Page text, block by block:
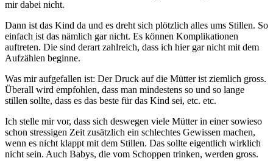
mir dabei nicht.
Dann ist das Kind da und es dreht sich plötzlich alles ums Stillen. So
einfach ist das nämlich gar nicht. Es können Komplikationen
auftreten. Die sind derart zahlreich, dass ich hier gar nicht mit dem
Aufzählen beginne.
Was mir aufgefallen ist: Der Druck auf die Mütter ist ziemlich gross.
Überall wird empfohlen, dass man mindestens so und so lange
stillen sollte, dass es das beste für das Kind sei, etc. etc.
Ich stelle mir vor, dass sich deswegen viele Mütter in einer sowieso
schon stressigen Zeit zusätzlich ein schlechtes Gewissen machen,
wenn es nicht klappt mit dem Stillen. Das sollte eigentlich wirklich
nicht sein. Auch Babys, die vom Schoppen trinken, werden gross.